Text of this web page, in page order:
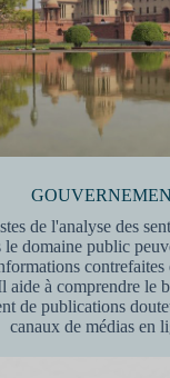
de l'analyse des
le domaine public
contrefaites
aide à comprendre le
de publications
canaux de médias en